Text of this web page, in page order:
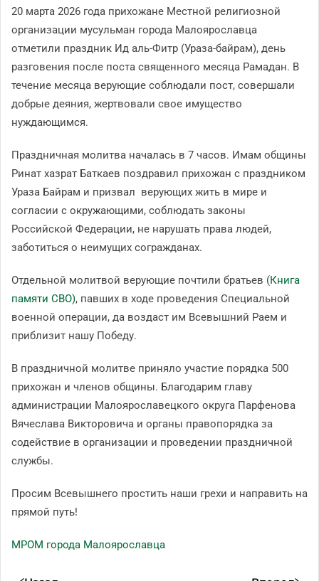
20 марта 2026 года прихожане Местной религиозной
организации мусульман города Малоярославца
отметили праздник Ид аль-Фитр (Ураза-байрам), день
разговения после поста священного месяца Рамадан. В
течение месяца верующие соблюдали пост, совершали
добрые деяния, жертвовали свое имущество
нуждающимся.
Праздничная молитва началась в 7 часов. Имам общины
Ринат хазрат Баткаев поздравил прихожан с праздником
Ураза Байрам и призвал верующих жить в мире и
согласии с окружающими, соблюдать законы
Российской Федерации, не нарушать права людей,
заботиться о неимущих согражданах.
Отдельной молитвой верующие почтили братьев (Книга
памяти СВО), павших в ходе проведения Специальной
военной операции, да воздаст им Всевышний Раем и
приблизит нашу Победу.
В праздничной молитве приняло участие порядка 500
прихожан и членов общины. Благодарим главу
администрации Малоярославецкого округа Парфенова
Вячеслава Викторовича и органы правопорядка за
содействие в организации и проведении праздничной
службы.
Просим Всевышнего простить наши грехи и направить на
прямой путь!
МРОМ города Малоярославца